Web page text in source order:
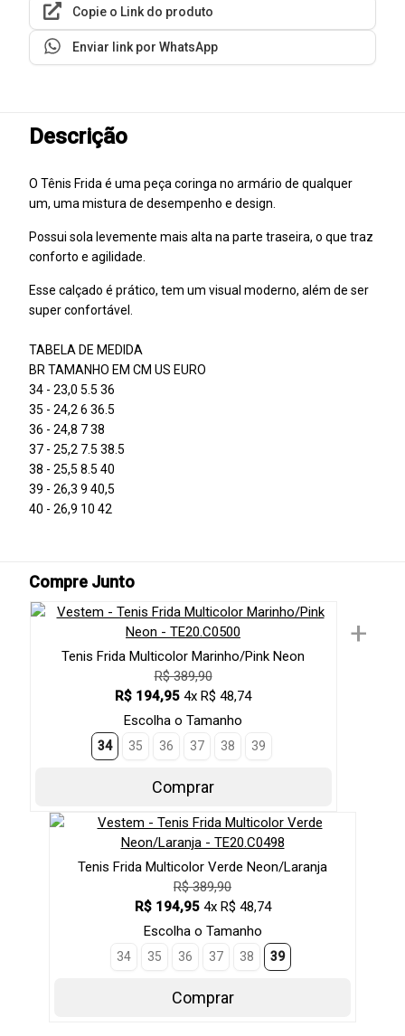
Copie o Link do produto
Enviar link por WhatsApp
Descrição
O Tênis Frida é uma peça coringa no armário de qualquer
um, uma mistura de desempenho e design.
Possui sola levemente mais alta na parte traseira, o que traz
conforto e agilidade.
Esse calçado é prático, tem um visual moderno, além de ser
super confortável.
TABELA DE MEDIDA
BR TAMANHO EM CM US EURO
34 - 23,0 5.5 36
35 - 24,2 6 36.5
36 - 24,8 7 38
37 - 25,2 7.5 38.5
38 - 25,5 8.5 40
39 - 26,3 9 40,5
40 - 26,9 10 42
Compre Junto
Tenis Frida Multicolor Marinho/Pink Neon
R$ 389,90
R$ 194,95 4x R$ 48,74
Escolha o Tamanho
34 35 36 37 38 39
Comprar
+
Tenis Frida Multicolor Verde Neon/Laranja
R$ 389,90
R$ 194,95 4x R$ 48,74
Escolha o Tamanho
34 35 36 37 38 39
Comprar